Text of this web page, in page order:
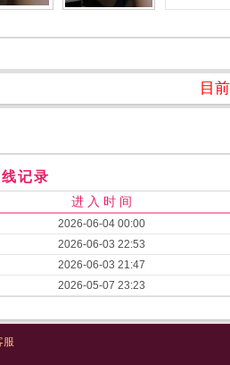
目
记录
进 入 时 间
2026-06-04 00:00
2026-06-03 22:53
2026-06-03 21:47
2026-05-07 23:23
服